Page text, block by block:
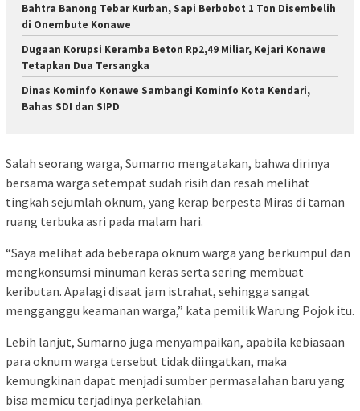
Bahtra Banong Tebar Kurban, Sapi Berbobot 1 Ton Disembelih
di Onembute Konawe
Dugaan Korupsi Keramba Beton Rp2,49 Miliar, Kejari Konawe
Tetapkan Dua Tersangka
Dinas Kominfo Konawe Sambangi Kominfo Kota Kendari,
Bahas SDI dan SIPD
Salah seorang warga, Sumarno mengatakan, bahwa dirinya
bersama warga setempat sudah risih dan resah melihat
tingkah sejumlah oknum, yang kerap berpesta Miras di taman
ruang terbuka asri pada malam hari.
“Saya melihat ada beberapa oknum warga yang berkumpul dan
mengkonsumsi minuman keras serta sering membuat
keributan. Apalagi disaat jam istrahat, sehingga sangat
mengganggu keamanan warga,” kata pemilik Warung Pojok itu.
Lebih lanjut, Sumarno juga menyampaikan, apabila kebiasaan
para oknum warga tersebut tidak diingatkan, maka
kemungkinan dapat menjadi sumber permasalahan baru yang
bisa memicu terjadinya perkelahian.